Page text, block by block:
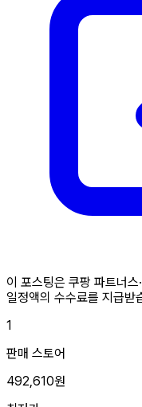
이 포스팅은 쿠팡 파트너
일정액의 수수료를 지급받
1
판매 스토어
492,610원